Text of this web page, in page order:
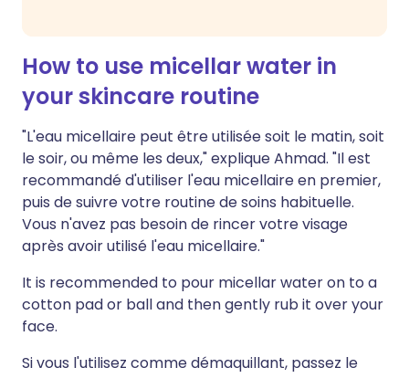
How to use micellar water in
your skincare routine
"L'eau micellaire peut être utilisée soit le matin, soit
le soir, ou même les deux," explique Ahmad. "Il est
recommandé d'utiliser l'eau micellaire en premier,
puis de suivre votre routine de soins habituelle.
Vous n'avez pas besoin de rincer votre visage
après avoir utilisé l'eau micellaire."
It is recommended to pour micellar water on to a
cotton pad or ball and then gently rub it over your
face.
Si vous l'utilisez comme démaquillant, passez le